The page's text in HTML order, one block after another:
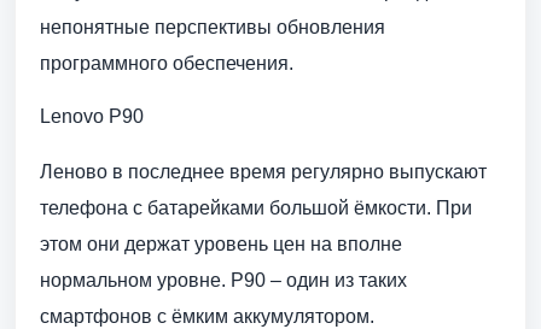
непонятные перспективы обновления
программного обеспечения.
Lenovo P90
Леново в последнее время регулярно выпускают
телефона с батарейками большой ёмкости. При
этом они держат уровень цен на вполне
нормальном уровне. P90 – один из таких
смартфонов с ёмким аккумулятором.